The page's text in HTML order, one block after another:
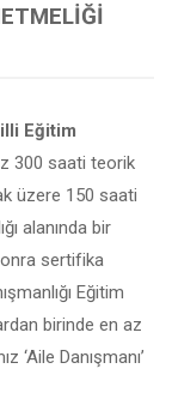
Eğitim
300 saati teorik
üzere 150 saati
alanında bir
sertifika
Eğitim
birinde en az
‘Aile Danışmanı’